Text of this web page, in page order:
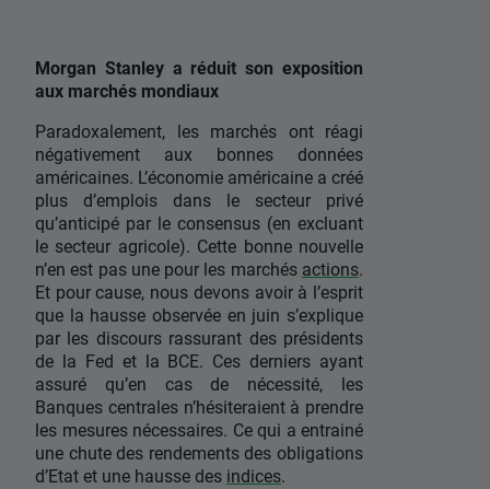
Morgan Stanley a réduit son exposition
aux marchés mondiaux
Paradoxalement, les marchés ont réagi
négativement aux bonnes données
américaines. L’économie américaine a créé
plus d’emplois dans le secteur privé
qu’anticipé par le consensus (en excluant
le secteur agricole). Cette bonne nouvelle
n’en est pas une pour les marchés actions.
Et pour cause, nous devons avoir à l’esprit
que la hausse observée en juin s’explique
par les discours rassurant des présidents
de la Fed et la BCE. Ces derniers ayant
assuré qu’en cas de nécessité, les
Banques centrales n’hésiteraient à prendre
les mesures nécessaires. Ce qui a entrainé
une chute des rendements des obligations
d’Etat et une hausse des indices.